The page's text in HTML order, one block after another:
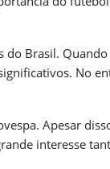
do Brasil.
No
Apesar
interesse